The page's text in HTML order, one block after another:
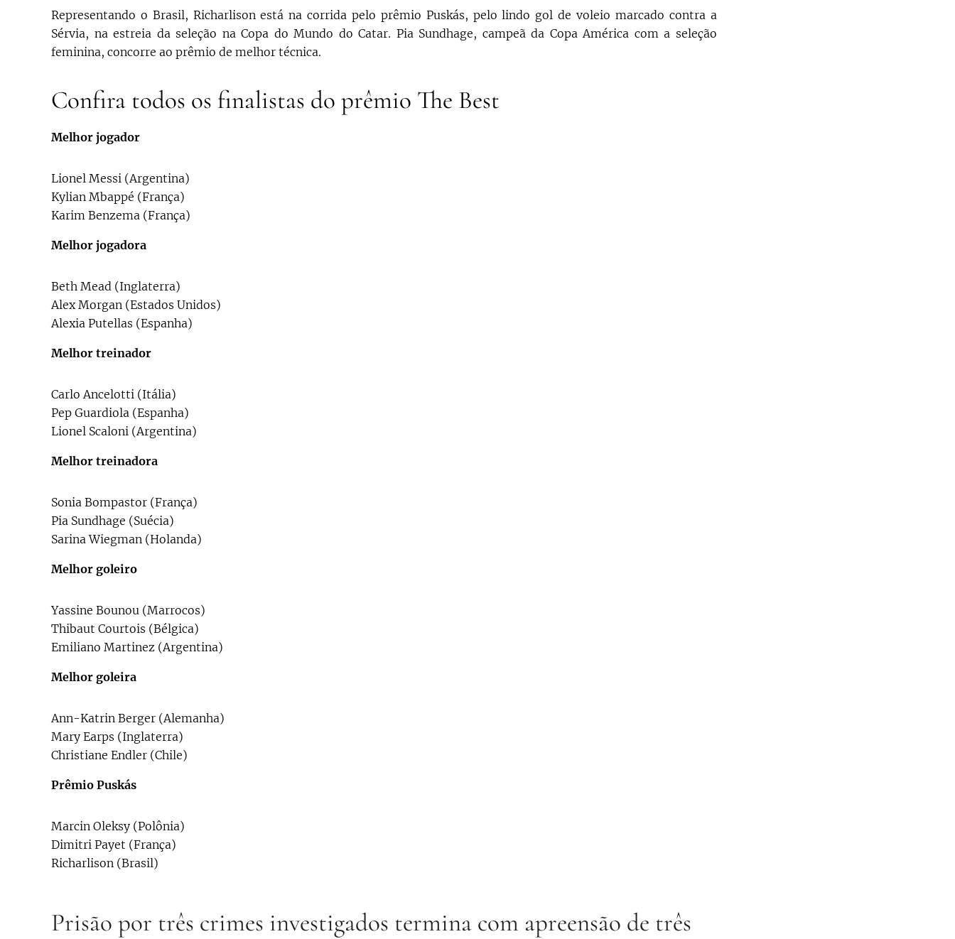
Representando o Brasil, Richarlison está na corrida pelo prêmio Puskás, pelo lindo gol de voleio marcado contra a
Sérvia, na estreia da seleção na Copa do Mundo do Catar. Pia Sundhage, campeã da Copa América com a seleção
feminina, concorre ao prêmio de melhor técnica.
Confira todos os finalistas do prêmio The Best
Melhor jogador
Lionel Messi (Argentina)
Kylian Mbappé (França)
Karim Benzema (França)
Melhor jogadora
Beth Mead (Inglaterra)
Alex Morgan (Estados Unidos)
Alexia Putellas (Espanha)
Melhor treinador
Carlo Ancelotti (Itália)
Pep Guardiola (Espanha)
Lionel Scaloni (Argentina)
Melhor treinadora
Sonia Bompastor (França)
Pia Sundhage (Suécia)
Sarina Wiegman (Holanda)
Melhor goleiro
Yassine Bounou (Marrocos)
Thibaut Courtois (Bélgica)
Emiliano Martinez (Argentina)
Melhor goleira
Ann-Katrin Berger (Alemanha)
Mary Earps (Inglaterra)
Christiane Endler (Chile)
Prêmio Puskás
Marcin Oleksy (Polônia)
Dimitri Payet (França)
Richarlison (Brasil)
Prisão por três crimes investigados termina com apreensão de três